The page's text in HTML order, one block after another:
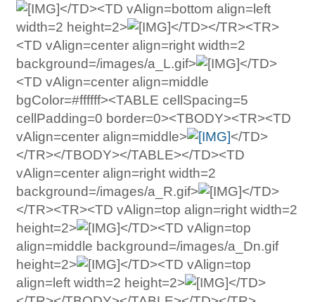
</TD><TD vAlign=bottom align=left
width=2 height=2>
</TD></TR><TR>
<TD vAlign=center align=right width=2
background=/images/a_L.gif>
</TD>
<TD vAlign=center align=middle
bgColor=#ffffff><TABLE cellSpacing=5
cellPadding=0 border=0><TBODY><TR><TD
vAlign=center align=middle>
</TD>
</TR></TBODY></TABLE></TD><TD
vAlign=center align=right width=2
background=/images/a_R.gif>
</TD>
</TR><TR><TD vAlign=top align=right width=2
height=2>
</TD><TD vAlign=top
align=middle background=/images/a_Dn.gif
height=2>
</TD><TD vAlign=top
align=left width=2 height=2>
</TD>